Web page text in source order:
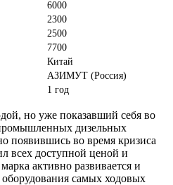
6000
2300
2500
7700
Китай
АЗИМУТ (Россия)
1 год
но уже показавший себя во
дизельных
появившись во время кризиса
всех доступной ценой и
активно развивается и
оборудования самых ходовых